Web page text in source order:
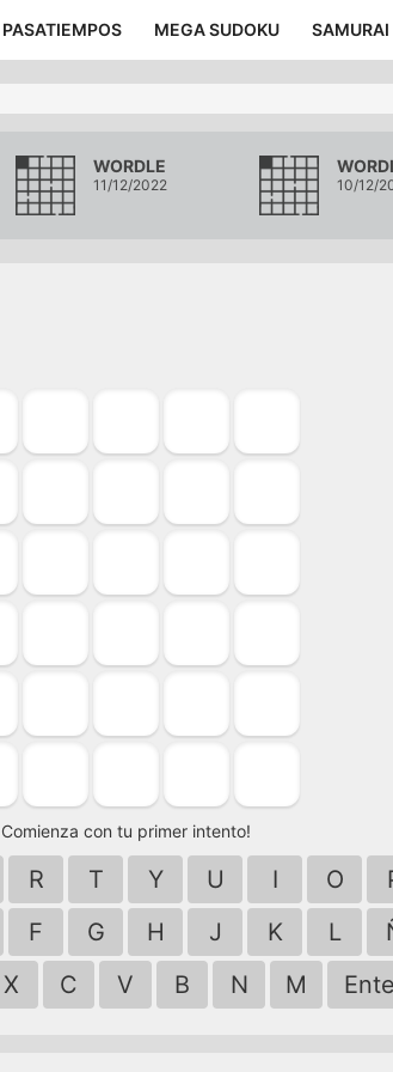
PASATIEMPOS MEGA SUDOKU SAMURAI
WORDLE
11/12/2022 10/12/
Comienza con tu primer intento!
R T Y U I O
F G H J K L
X C V B N M